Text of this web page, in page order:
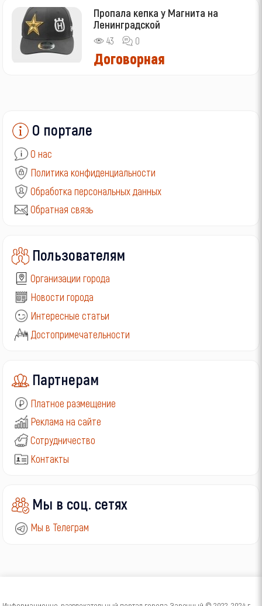
Пропала кепка у Магнита на
Ленинградской
43 0
Договорная
О портале
О нас
Политика конфиденциальности
Обработка персональных данных
Обратная связь
Пользователям
Организации города
Новости города
Интересные статьи
Достопримечательности
Партнерам
Платное размещение
Реклама на сайте
Сотрудничество
Контакты
Мы в соц. сетях
Мы в Телеграм